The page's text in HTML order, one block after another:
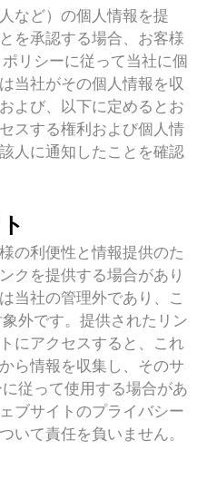
など）の個人情報を提
を承認する場合、お客様
リシーに従って当社に個
当社がその個人情報を収
よび、以下に定めるとお
スする権利および個人情
人に通知したことを確認
の利便性と情報提供のた
クを提供する場合があり
当社の管理外であり、こ
外です。提供されたリン
にアクセスすると、これ
ら情報を収集し、そのサ
従って使用する場合があ
ブサイトのプライバシー
いて責任を負いません。